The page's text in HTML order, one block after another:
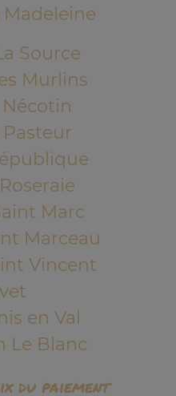
Madeleine
Source
Murlins
Marc
Marceau
Vincent
en Val
Le Blanc
du paiement